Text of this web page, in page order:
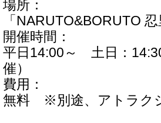
場所：
「NARUTO&BORUTO
開催時間：
平日14:00～ 土日：
催）
費用：
無料 ※別途、アトラク